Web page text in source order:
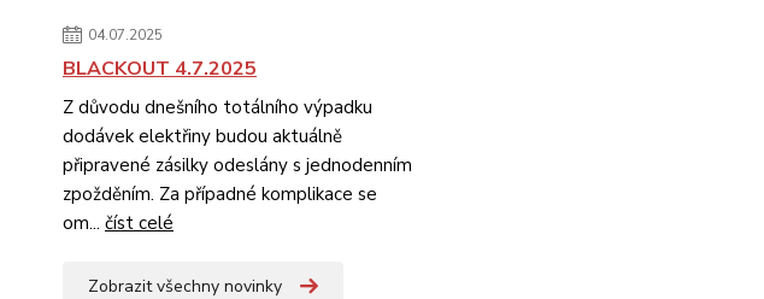
04.07.2025
BLACKOUT 4.7.2025
Z důvodu dnešního totálního výpadku
dodávek elektřiny budou aktuálně
připravené zásilky odeslány s jednodenním
zpožděním. Za případné komplikace se
om... číst celé
Zobrazit všechny novinky